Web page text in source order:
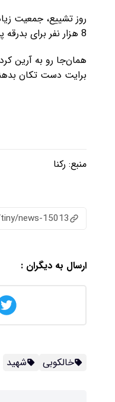
روز تشییع، جمعیت
8 هزار نفر برای بدرقه پسرم آمده بودند.
همان‌جا رو به آرین
برایت دست تکان
منبع: رکنا
news-15013
ارسال به دیگران :
خالکوبی شهید